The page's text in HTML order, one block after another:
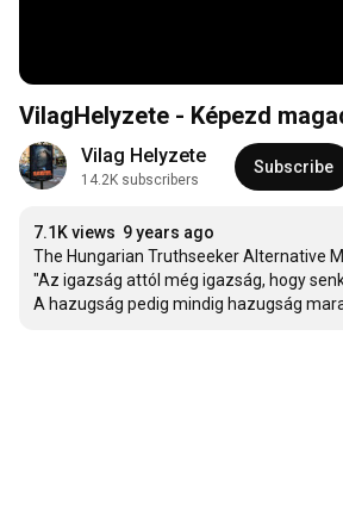
VilagHelyzete - Képezd
Vilag Helyzete
14.2K subscribers
Subscribe
7.1K views 9 years ago
The Hungarian Truthseeker Alternative
"Az igazság attól még igazság, hogy
A hazugság pedig mindig hazugság